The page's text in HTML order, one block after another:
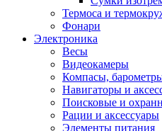
Термоса и
Фонари
Электроника
Весы
Видеокамеры
Компасы,
Навигаторы и
Поисковые и
Рации и аксессуары
Элементы питания